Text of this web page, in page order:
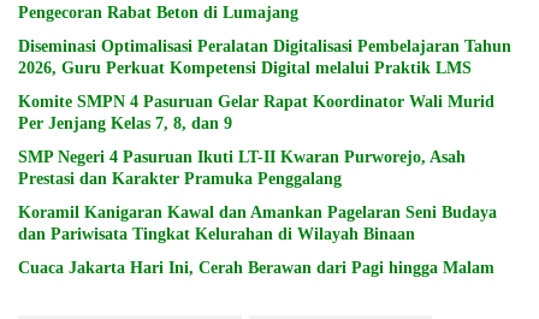
Pengecoran Rabat Beton di Lumajang
Diseminasi Optimalisasi Peralatan Digitalisasi Pembelajaran Tahun
2026, Guru Perkuat Kompetensi Digital melalui Praktik LMS
Komite SMPN 4 Pasuruan Gelar Rapat Koordinator Wali Murid
Per Jenjang Kelas 7, 8, dan 9
SMP Negeri 4 Pasuruan Ikuti LT-II Kwaran Purworejo, Asah
Prestasi dan Karakter Pramuka Penggalang
Koramil Kanigaran Kawal dan Amankan Pagelaran Seni Budaya
dan Pariwisata Tingkat Kelurahan di Wilayah Binaan
Cuaca Jakarta Hari Ini, Cerah Berawan dari Pagi hingga Malam